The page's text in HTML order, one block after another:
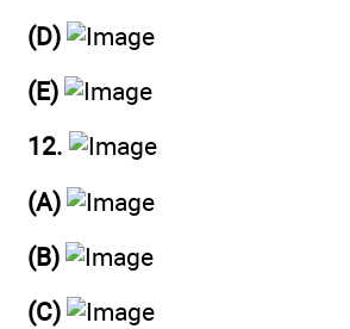
(D)
(E)
12.
(A)
(B)
(C)